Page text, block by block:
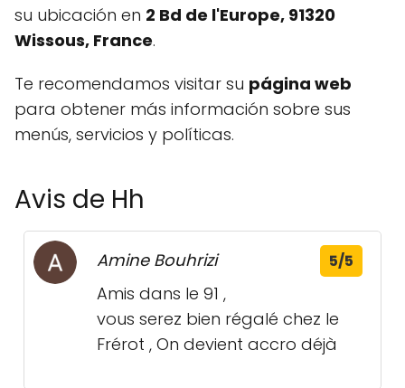
su ubicación en 2 Bd de l'Europe, 91320
Wissous, France.
Te recomendamos visitar su página web
para obtener más información sobre sus
menús, servicios y políticas.
Avis de Hh
Amine Bouhrizi 5/5
Amis dans le 91 ,
vous serez bien régalé chez le
Frérot , On devient accro déjà